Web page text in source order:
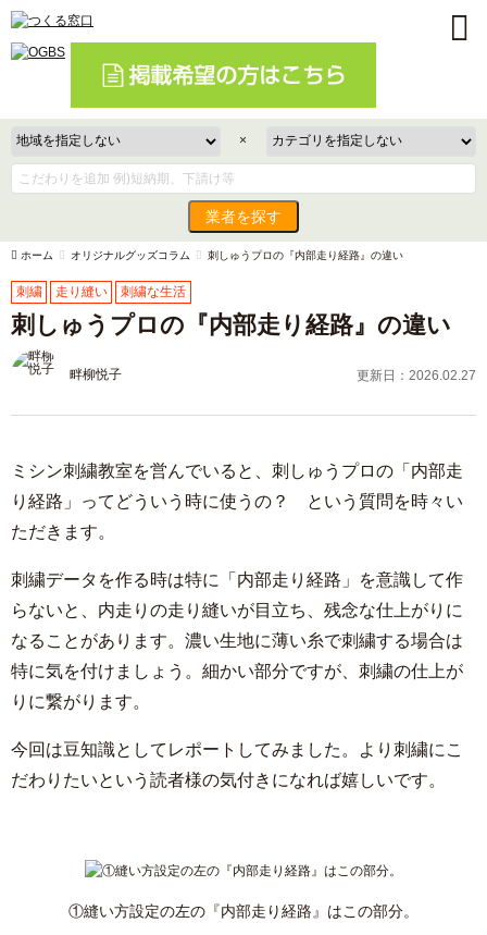
×
業者を探す
ホーム オリジナルグッズコラム 刺しゅうプロの『内部走り経路』の違い
刺繍 走り縫い 刺繍な生活
刺しゅうプロの『内部走り経路』の違い
畔柳悦子 更新日：2026.02.27
ミシン刺繍教室を営んでいると、刺しゅうプロの「内部走
り経路」ってどういう時に使うの？ という質問を時々い
ただきます。
刺繍データを作る時は特に「内部走り経路」を意識して作
らないと、内走りの走り縫いが目立ち、残念な仕上がりに
なることがあります。濃い生地に薄い糸で刺繍する場合は
特に気を付けましょう。細かい部分ですが、刺繍の仕上が
りに繋がります。
今回は豆知識としてレポートしてみました。より刺繍にこ
だわりたいという読者様の気付きになれば嬉しいです。
①縫い方設定の左の『内部走り経路』はこの部分。